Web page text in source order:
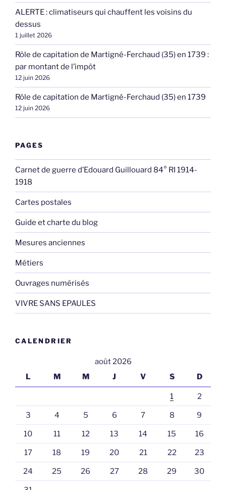
ALERTE : climatiseurs qui chauffent les voisins du
dessus
1 juillet 2026
Rôle de capitation de Martigné-Ferchaud (35) en 1739 :
par montant de l’impôt
12 juin 2026
Rôle de capitation de Martigné-Ferchaud (35) en 1739
12 juin 2026
PAGES
Carnet de guerre d’Edouard Guillouard 84° RI 1914-
1918
Cartes postales
Guide et charte du blog
Mesures anciennes
Métiers
Ouvrages numérisés
VIVRE SANS EPAULES
CALENDRIER
août 2026
L
M M J V S D
1 2
3 4 5 6 7 8 9
10 11 12 13 14 15 16
17 18 19 20 21 22 23
24 25 26 27 28 29 30